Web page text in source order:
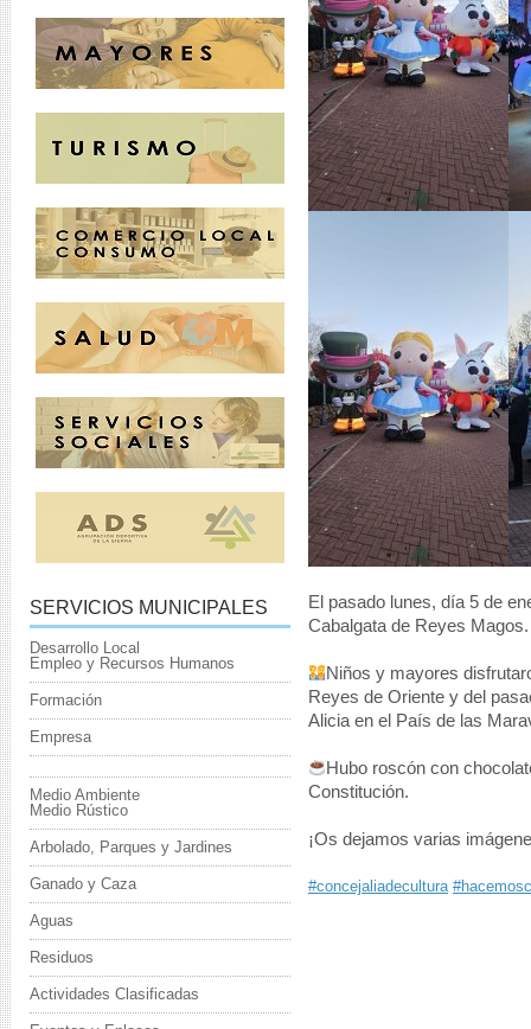
El pasado lunes, día 5 de
Cabalgata de Reyes Magos.
Niños y mayores
Reyes de Oriente y del
Alicia en el País de las
Hubo roscón con
Constitución.
¡Os dejamos varias
#concejaliadecultura
SERVICIOS MUNICIPALES
Desarrollo Local
Empleo y Recursos Humanos
Formación
Empresa
Medio Ambiente
Medio Rústico
Arbolado, Parques y Jardines
Ganado y Caza
Aguas
Residuos
Actividades Clasificadas